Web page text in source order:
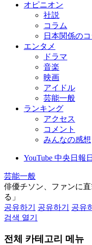
オピニオン
社説
コラム
日本関係の
エンタメ
ドラマ
音楽
映画
アイドル
芸能一般
ランキング
アクセス
コメント
みんなの感想
YouTube 中央日報
芸能一般
俳優チソン、ファンに
る」
공유하기
공유하기
공유
검색 열기
전체 카테고리 메뉴